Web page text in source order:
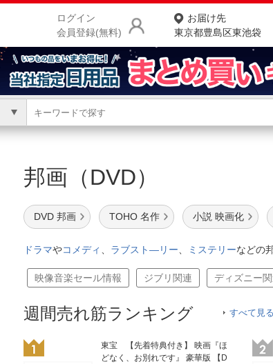
ログイン
会員登録(無料)
お届け先
東京都豊島区東池袋
お客様サポート
ご利用ガイド
よくある質問・お問合せ
ご利用規約
邦画（DVD）
DVD 邦画 TOHO 名作 小説 映画化
ドラマやコメディ ラブスト―リー ミステリーなどの
映像音楽セール情報 ジブリ関連 ディズニー
週間売れ筋ランキング すべて見る
東宝 【先着特典付き】 映画『ほ
どなく、お別れです』 豪華版 【D